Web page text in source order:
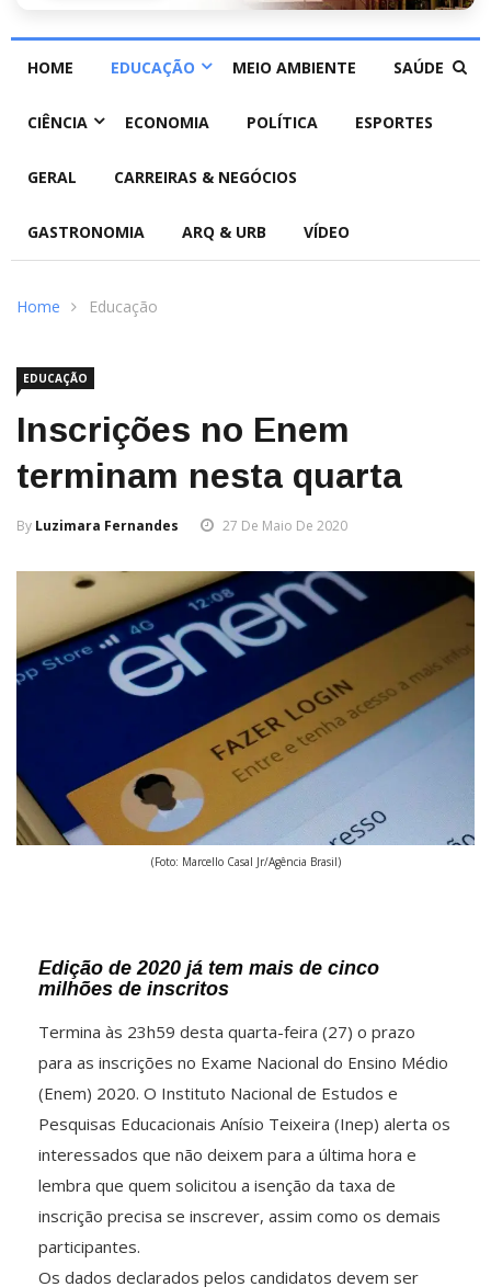
HOME EDUCAÇÃO MEIO AMBIENTE SAÚDE
CIÊNCIA ECONOMIA POLÍTICA ESPORTES
GERAL CARREIRAS & NEGÓCIOS
GASTRONOMIA ARQ & URB VÍDEO
Home Educação
EDUCAÇÃO
Inscrições no Enem
terminam nesta quarta
By Luzimara Fernandes 27 De Maio De 2020
(Foto: Marcello Casal Jr/Agência Brasil)
Edição de 2020 já tem mais de cinco
milhões de inscritos
Termina às 23h59 desta quarta-feira (27) o prazo
para as inscrições no Exame Nacional do Ensino Médio
(Enem) 2020. O Instituto Nacional de Estudos e
Pesquisas Educacionais Anísio Teixeira (Inep) alerta os
interessados que não deixem para a última hora e
lembra que quem solicitou a isenção da taxa de
inscrição precisa se inscrever, assim como os demais
participantes.
Os dados declarados pelos candidatos devem ser